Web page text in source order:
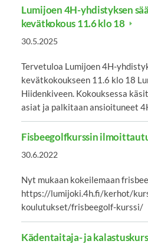
Lumijoen 4H-yhdistyksen
kevätkokous 11.6 klo 18
30.5.2025
Tervetuloa Lumijoen 4H-
kevätkokoukseen 11.6 klo 18
Hiidenkiveen. Kokouksessa
asiat ja palkitaan ansioituneet
Fisbeegolfkurssin
30.6.2022
Nyt mukaan kokeilemaan
https://lumijoki.4h.fi/kerhot/
koulutukset/frisbeegolf-kurssi/
Kädentaitaja- ja